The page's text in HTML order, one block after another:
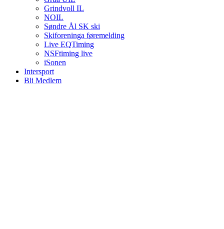
Grindvoll IL
NOIL
Søndre Ål SK ski
Skiforeninga føremelding
Live EQTiming
NSFtiming live
iSonen
Intersport
Bli Medlem